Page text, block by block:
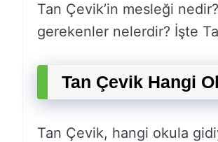
Tan Çevik’in mesleği
gerekenler nelerdir? İşte
Tan Çevik Hangi
Tan Çevik, hangi okula